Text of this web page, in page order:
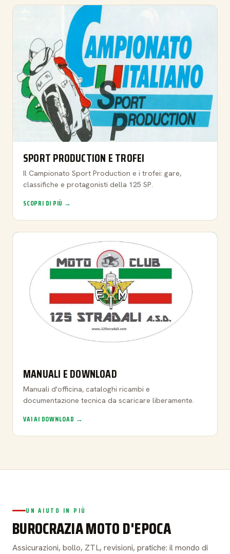
SPORT PRODUCTION E TROFEI
Il Campionato Sport Production e i trofei: gare,
classifiche e protagonisti della 125 SP.
SCOPRI DI PIÙ →
MANUALI E DOWNLOAD
Manuali d'officina, cataloghi ricambi e
documentazione tecnica da scaricare liberamente.
VAI AI DOWNLOAD →
UN AIUTO IN PIÙ
BUROCRAZIA MOTO D'EPOCA
Assicurazioni, bollo, ZTL, revisioni, pratiche: il mondo di